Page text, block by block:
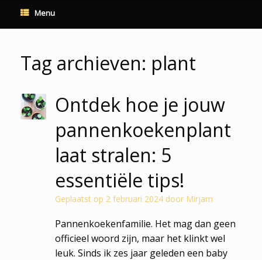
Menu
Tag archieven: plant
Ontdek hoe je jouw
pannenkoekenplant
laat stralen: 5
essentiële tips!
Geplaatst op 2 februari 2024 door Mirjam
Pannenkoekenfamilie. Het mag dan geen
officieel woord zijn, maar het klinkt wel
leuk. Sinds ik zes jaar geleden een baby